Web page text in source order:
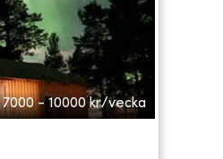
7000 - 10000 kr/vecka